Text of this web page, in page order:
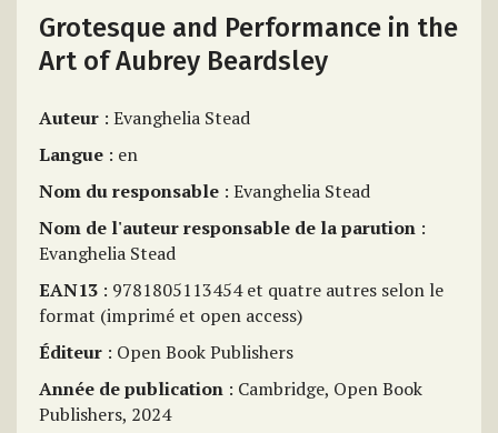
Grotesque and Performance in the
Art of Aubrey Beardsley
Auteur : Evanghelia Stead
Langue : en
Nom du responsable : Evanghelia Stead
Nom de l'auteur responsable de la parution :
Evanghelia Stead
EAN13 : 9781805113454 et quatre autres selon le
format (imprimé et open access)
Éditeur : Open Book Publishers
Année de publication : Cambridge, Open Book
Publishers, 2024